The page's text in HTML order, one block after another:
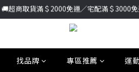
加入新會員送首購金＄100🔥點我註冊➞
加入新會員送首購金＄100🔥點我註冊➞
找品牌 專區推薦 運